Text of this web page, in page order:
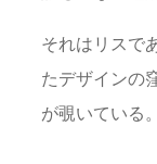
それはリスで
たデザインの
が覗いている。